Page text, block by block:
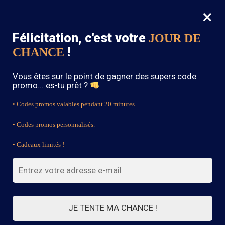
0
SOLDES : -15% sur toute la boutique avec le code « BOHEME15 »
pink
FILTRES
Voici le seul résultat
×
Félicitation, c'est votre JOUR DE
CHANCE !
Vous êtes sur le point de gagner des supers code
promo... es-tu prêt ?
• Codes promos valables pendant 20 minutes.
• Codes promos personnalisés.
• Cadeaux limités !
JE TENTE MA CHANCE !